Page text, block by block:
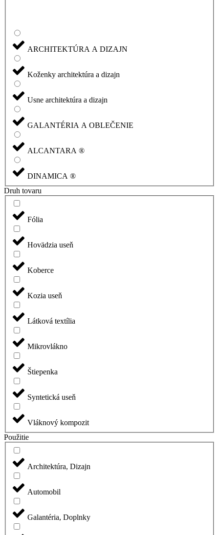
ARCHITEKTÚRA A DIZAJN
Koženky architektúra a dizajn
Usne architektúra a dizajn
GALANTÉRIA A OBLEČENIE
ALCANTARA ®
DINAMICA ®
Druh tovaru
Fólia
Hovädzia useň
Koberce
Kozia useň
Látková textília
Mikrovlákno
Štiepenka
Syntetická useň
Vláknový kompozit
Použitie
Architektúra, Dizajn
Automobil
Galantéria, Doplnky